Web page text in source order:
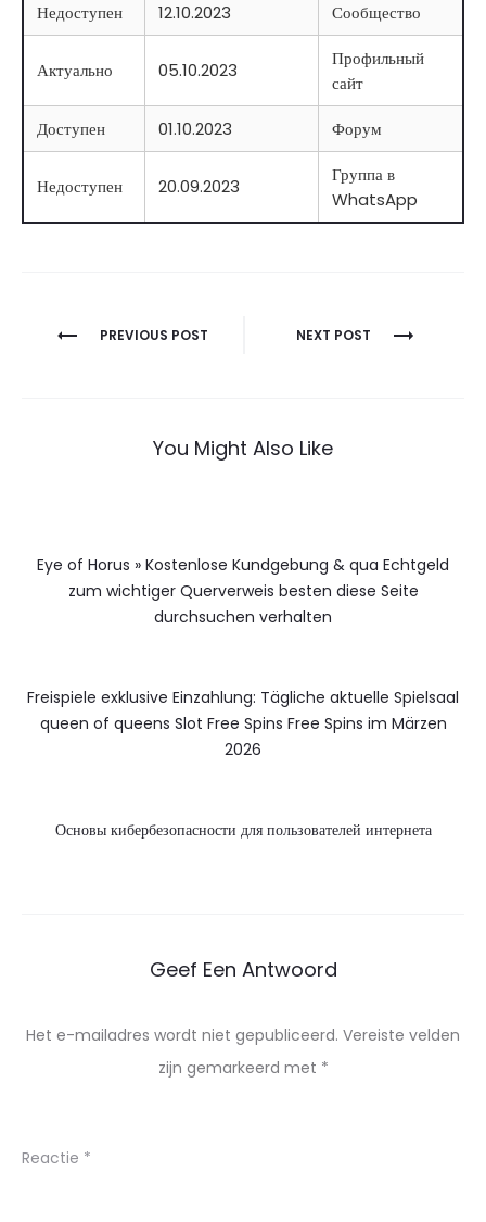
Недоступен
12.10.2023 Сообщество
Актуально 05.10.2023
Профильный
сайт
Доступен
01.10.2023 Форум
Недоступен 20.09.2023
Группа в
WhatsApp
Berichtnavigatie
PREVIOUS POST NEXT POST
You Might Also Like
Eye of Horus » Kostenlose Kundgebung & qua Echtgeld
zum wichtiger Querverweis besten diese Seite
durchsuchen verhalten
Freispiele exklusive Einzahlung: Tägliche aktuelle Spielsaal
queen of queens Slot Free Spins Free Spins im Märzen
2026
Основы кибербезопасности для пользователей интернета
Geef Een Antwoord
Het e-mailadres wordt niet gepubliceerd. Vereiste velden
zijn gemarkeerd met *
Reactie *